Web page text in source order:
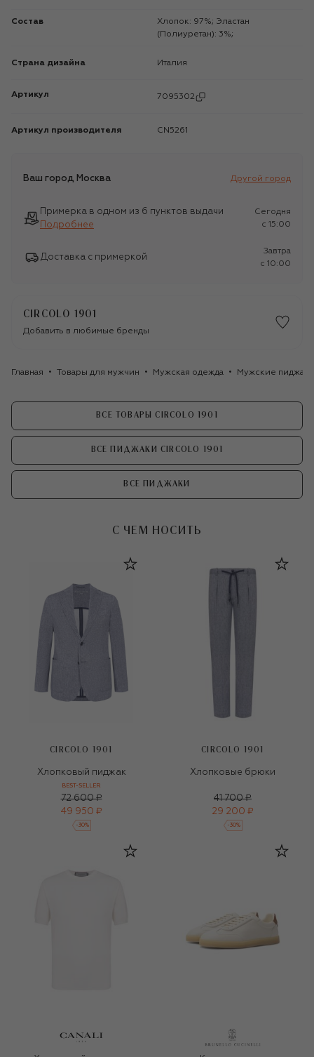
Состав
Хлопок: 97%; Эластан
(Полиуретан): 3%;
Страна дизайна Италия
Артикул 7095302
Артикул производителя CN5261
Ваш город Москва Другой город
Примерка в одном из 6 пунктов выдачи
Подробнее
Сегодня
c 15:00
Доставка с примеркой
Завтра
c 10:00
CIRCOLO 1901
Добавить в любимые бренды
Главная Товары для мужчин Мужская одежда Мужские пиджаки
ВСЕ ТОВАРЫ CIRCOLO 1901
ВСЕ ПИДЖАКИ CIRCOLO 1901
ВСЕ ПИДЖАКИ
С ЧЕМ НОСИТЬ
CIRCOLO 1901
Хлопковый пиджак
BEST-SELLER
72 600 ₽
49 950 ₽
-30%
CIRCOLO 1901
Хлопковые брюки
41 700 ₽
29 200 ₽
-30%